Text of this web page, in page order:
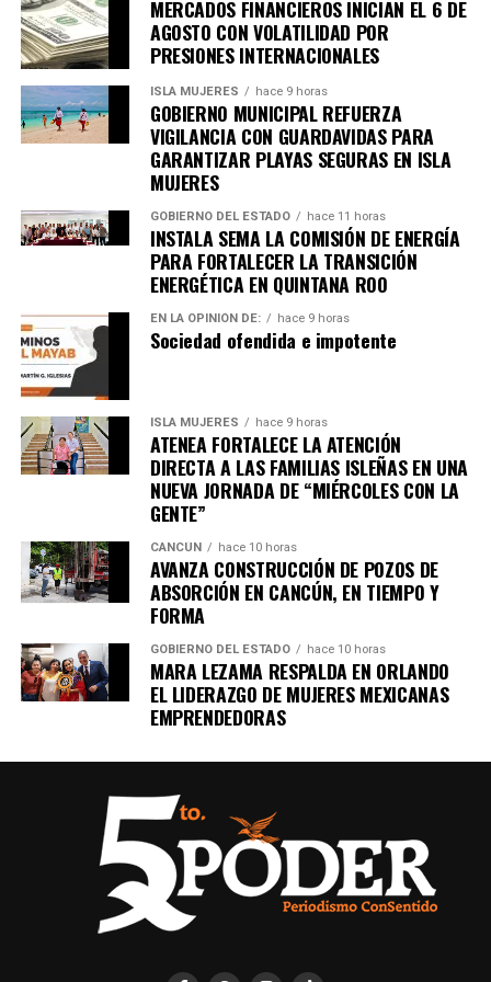
En ese contexto, la administración de Josué Nivardo Mena
Villanueva, junto con la iniciativa privada, organizaron un
concurso “Tu bote, tu identidad”, mediante el cual se
entregaron botes de basura a familias holboxeñas con el
propósito de que cada vivienda cuente con un recipiente
para almacenar correctamente sus desechos antes de la
Ese concurso lo ganó el ciudadano Jhonny Manuel Moguel
Canto, quien obtuvo como premio una estancia de tres
noches para dos personas en un hotel de la Riviera Maya,
cortesía de la empresa “Viajes Lili”, que además participó
como patrocinadora de la entrega de contenedores. Al
tiempo…
Recibe las noticias al instante
Únete al canal oficial de WhatsApp de
Quinto Podery recibe las noticias más
importantes de Quintana Roo directamente
en tu teléfono.
MERCADOS FINANCIEROS INICIAN EL 6 DE
AGOSTO CON VOLATILIDAD POR
PRESIONES INTERNACIONALES
ISLA MUJERES hace 9 horas
GOBIERNO MUNICIPAL REFUERZA
VIGILANCIA CON GUARDAVIDAS PARA
GARANTIZAR PLAYAS SEGURAS EN ISLA
MUJERES
GOBIERNO DEL ESTADO hace 11 horas
INSTALA SEMA LA COMISIÓN DE ENERGÍA
PARA FORTALECER LA TRANSICIÓN
ENERGÉTICA EN QUINTANA ROO
EN LA OPINIÓN DE: hace 9 horas
Sociedad ofendida e impotente
ISLA MUJERES hace 9 horas
ATENEA FORTALECE LA ATENCIÓN
DIRECTA A LAS FAMILIAS ISLEÑAS EN UNA
NUEVA JORNADA DE “MIÉRCOLES CON LA
GENTE”
CANCÚN hace 10 horas
AVANZA CONSTRUCCIÓN DE POZOS DE
ABSORCIÓN EN CANCÚN, EN TIEMPO Y
FORMA
GOBIERNO DEL ESTADO hace 10 horas
MARA LEZAMA RESPALDA EN ORLANDO
EL LIDERAZGO DE MUJERES MEXICANAS
EMPRENDEDORAS